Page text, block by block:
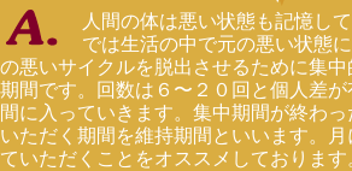
人間の体は悪い状態も記憶し
では生活の中で元の悪い状態
の悪いサイクルを脱出させるために集
期間です。回数は６〜２０回と個人差
間に入っていきます。集中期間が終わ
いただく期間を維持期間といいます。
ていただくことをオススメしております